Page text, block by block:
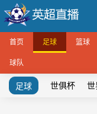
首页 足球 篮球
球队
足球 世俱杯 世